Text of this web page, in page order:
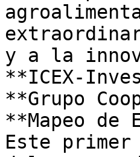
y a la
**ICEX-
**Grupo
**Mapeo de
Este